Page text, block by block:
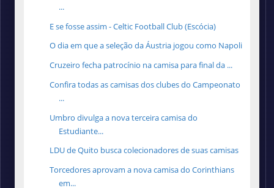
...
E se fosse assim - Celtic Football Club (Escócia)
O dia em que a seleção da Áustria jogou como Napoli
Cruzeiro fecha patrocínio na camisa para final da ...
Confira todas as camisas dos clubes do Campeonato
...
Umbro divulga a nova terceira camisa do
Estudiante...
LDU de Quito busca colecionadores de suas camisas
Torcedores aprovam a nova camisa do Corinthians
em...